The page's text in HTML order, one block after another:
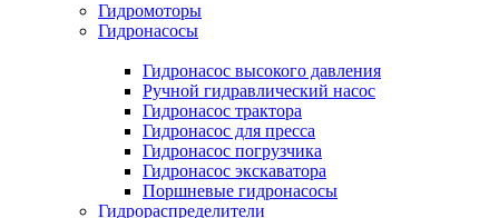
Гидромоторы
Гидронасосы
Гидронасос высокого давления
Ручной гидравлический насос
Гидронасос трактора
Гидронасос для пресса
Гидронасос погрузчика
Гидронасос экскаватора
Поршневые гидронасосы
Гидрораспределители